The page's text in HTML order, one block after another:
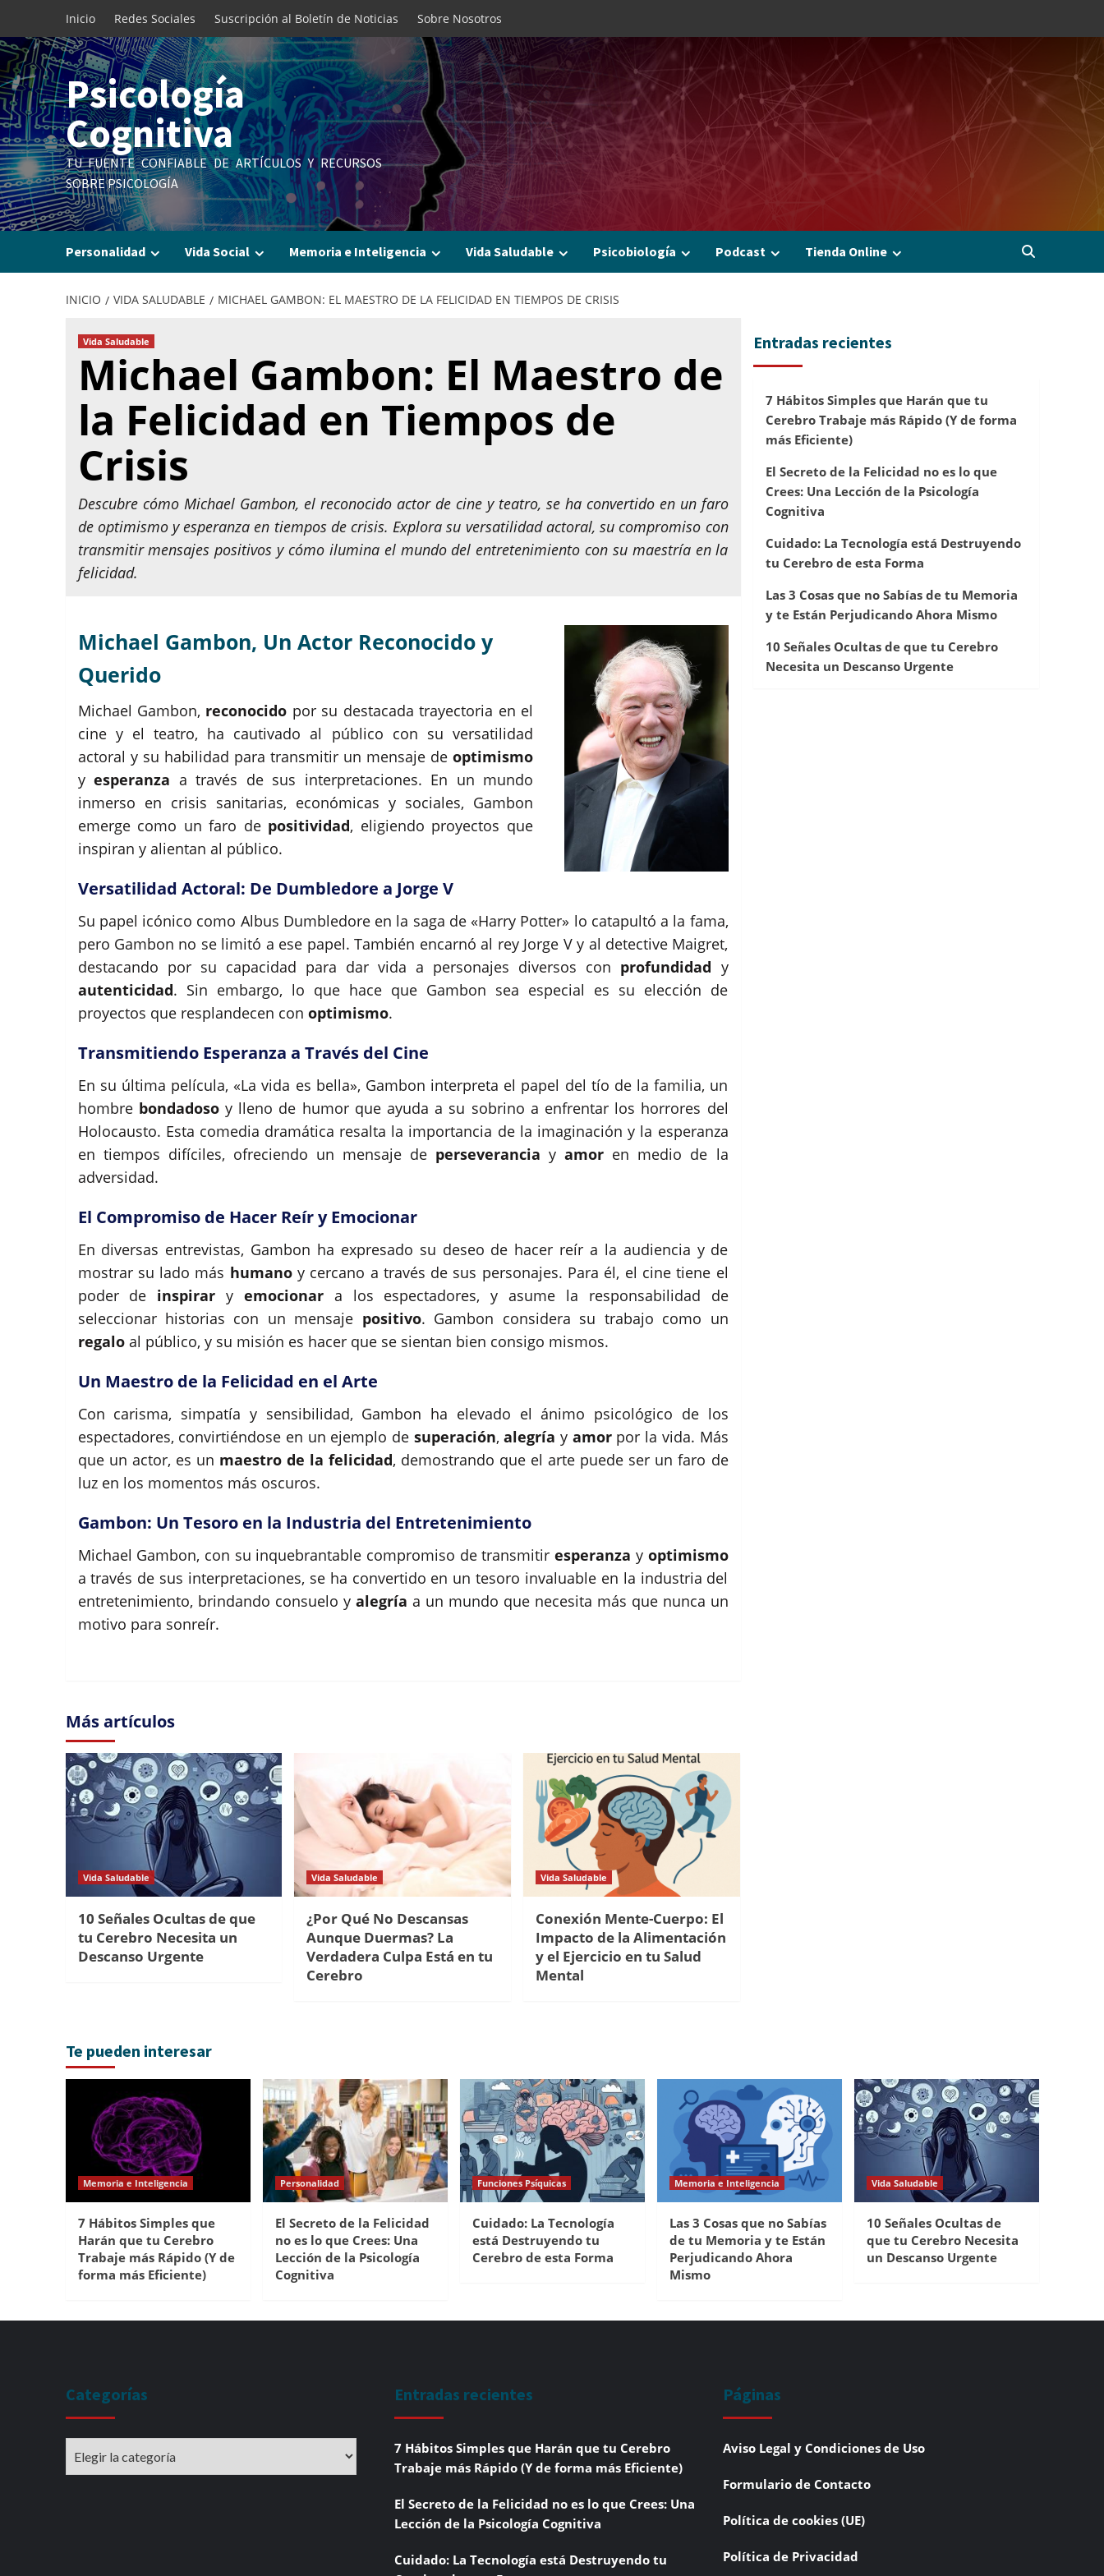
contenido
Inicio Redes Sociales Suscripción al Boletín de Noticias Sobre Nosotros
Psicología
Cognitiva
TU FUENTE CONFIABLE DE ARTÍCULOS Y RECURSOS
SOBRE PSICOLOGÍA
Personalidad Vida Social Memoria e Inteligencia Vida Saludable Psicobiología Podcast Tienda Online
INICIO VIDA SALUDABLE MICHAEL GAMBON: EL MAESTRO DE LA FELICIDAD EN TIEMPOS DE CRISIS
Vida Saludable
Michael Gambon: El Maestro de
la Felicidad en Tiempos de
Crisis
Descubre cómo Michael Gambon, el reconocido actor de cine y teatro, se ha convertido en un faro
de optimismo y esperanza en tiempos de crisis. Explora su versatilidad actoral, su compromiso con
transmitir mensajes positivos y cómo ilumina el mundo del entretenimiento con su maestría en la
felicidad.
Michael Gambon, Un Actor Reconocido y
Querido
Michael Gambon, reconocido por su destacada trayectoria en el
cine y el teatro, ha cautivado al público con su versatilidad
actoral y su habilidad para transmitir un mensaje de optimismo
y esperanza a través de sus interpretaciones. En un mundo
inmerso en crisis sanitarias, económicas y sociales, Gambon
emerge como un faro de positividad, eligiendo proyectos que
inspiran y alientan al público.
Versatilidad Actoral: De Dumbledore a Jorge V
Su papel icónico como Albus Dumbledore en la saga de «Harry Potter» lo catapultó a la fama,
pero Gambon no se limitó a ese papel. También encarnó al rey Jorge V y al detective Maigret,
destacando por su capacidad para dar vida a personajes diversos con profundidad y
autenticidad. Sin embargo, lo que hace que Gambon sea especial es su elección de
proyectos que resplandecen con optimismo.
Transmitiendo Esperanza a Través del Cine
En su última película, «La vida es bella», Gambon interpreta el papel del tío de la familia, un
hombre bondadosoy lleno de humor que ayuda a su sobrino a enfrentar los horrores del
Holocausto. Esta comedia dramática resalta la importancia de la imaginación y la esperanza
en tiempos difíciles, ofreciendo un mensaje de perseverancia yamor en medio de la
adversidad.
El Compromiso de Hacer Reír y Emocionar
En diversas entrevistas, Gambon ha expresado su deseo de hacer reír a la audiencia y de
mostrar su lado más humanoy cercano a través de sus personajes. Para él, el cine tiene el
poder de inspirar y emocionara los espectadores, y asume la responsabilidad de
seleccionar historias con un mensaje positivo. Gambon considera su trabajo como un
regaloal público, y su misión es hacer que se sientan bien consigo mismos.
Un Maestro de la Felicidad en el Arte
Con carisma, simpatía y sensibilidad, Gambon ha elevado el ánimo psicológico de los
espectadores, convirtiéndose en un ejemplo de superación,alegría y amorpor la vida. Más
que un actor, es un maestro de la felicidad, demostrando que el arte puede ser un faro de
luz en los momentos más oscuros.
Gambon: Un Tesoro en la Industria del Entretenimiento
Michael Gambon, con su inquebrantable compromiso de transmitiresperanza y optimismo
a través de sus interpretaciones, se ha convertido en un tesoro invaluable en la industria del
entretenimiento, brindando consuelo y alegría a un mundo que necesita más que nunca un
motivo para sonreír.
Más artículos
Vida Saludable
10 Señales Ocultas de que
tu Cerebro Necesita un
Descanso Urgente
Vida Saludable
¿Por Qué No Descansas
Aunque Duermas? La
Verdadera Culpa Está en tu
Cerebro
Vida Saludable
Conexión Mente-Cuerpo: El
Impacto de la Alimentación
y el Ejercicio en tu Salud
Mental
Entradas recientes
7 Hábitos Simples que Harán que tu
Cerebro Trabaje más Rápido (Y de forma
más Eficiente)
El Secreto de la Felicidad no es lo que
Crees: Una Lección de la Psicología
Cognitiva
Cuidado: La Tecnología está Destruyendo
tu Cerebro de esta Forma
Las 3 Cosas que no Sabías de tu Memoria
y te Están Perjudicando Ahora Mismo
10 Señales Ocultas de que tu Cerebro
Necesita un Descanso Urgente
Te pueden interesar
Memoria e Inteligencia
7 Hábitos Simples que
Harán que tu Cerebro
Trabaje más Rápido (Y de
forma más Eficiente)
Personalidad
El Secreto de la Felicidad
no es lo que Crees: Una
Lección de la Psicología
Cognitiva
Funciones Psíquicas
Cuidado: La Tecnología
está Destruyendo tu
Cerebro de esta Forma
Memoria e Inteligencia
Las 3 Cosas que no Sabías
de tu Memoria y te Están
Perjudicando Ahora
Mismo
Vida Saludable
10 Señales Ocultas de
que tu Cerebro Necesita
un Descanso Urgente
Categorías Entradas recientes
7 Hábitos Simples que Harán que tu Cerebro
Trabaje más Rápido (Y de forma más Eficiente)
El Secreto de la Felicidad no es lo que Crees: Una
Lección de la Psicología Cognitiva
Cuidado: La Tecnología está Destruyendo tu
Páginas
Aviso Legal y Condiciones de Uso
Formulario de Contacto
Política de cookies (UE)
Política de Privacidad